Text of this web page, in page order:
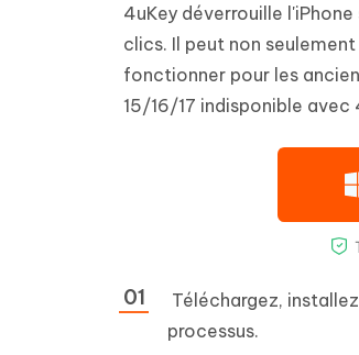
4uKey déverrouille
clics. Il peut non seulement
fonctionner pour les
15/16/17 indisponible avec
Téléchargez,
processus.